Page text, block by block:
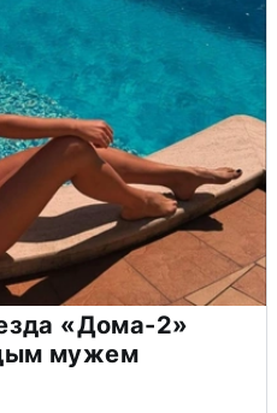
«Дома-2»
мужем